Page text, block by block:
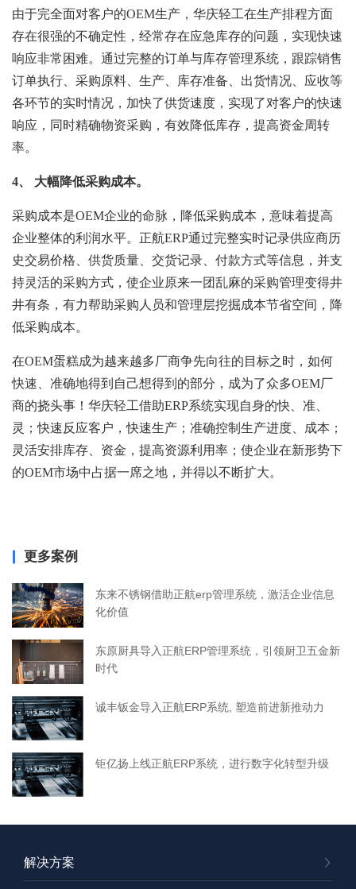
由于完全面对客户的OEM生产，华庆轻工在生产排程方面
存在很强的不确定性，经常存在应急库存的问题，实现快速
响应非常困难。通过完整的订单与库存管理系统，跟踪销售
订单执行、采购原料、生产、库存准备、出货情况、应收等
各环节的实时情况，加快了供货速度，实现了对客户的快速
响应，同时精确物资采购，有效降低库存，提高资金周转
率。
4、 大幅降低采购成本。
采购成本是OEM企业的命脉，降低采购成本，意味着提高
企业整体的利润水平。正航ERP通过完整实时记录供应商历
史交易价格、供货质量、交货记录、付款方式等信息，并支
持灵活的采购方式，使企业原来一团乱麻的采购管理变得井
井有条，有力帮助采购人员和管理层挖掘成本节省空间，降
低采购成本。
在OEM蛋糕成为越来越多厂商争先向往的目标之时，如何
快速、准确地得到自己想得到的部分，成为了众多OEM厂
商的挠头事！华庆轻工借助ERP系统实现自身的快、准、
灵；快速反应客户，快速生产；准确控制生产进度、成本；
灵活安排库存、资金，提高资源利用率；使企业在新形势下
的OEM市场中占据一席之地，并得以不断扩大。
更多案例
东来不锈钢借助正航erp管理系统，激活企业信息
化价值
东原厨具导入正航ERP管理系统，引领厨卫五金新
时代
诚丰钣金导入正航ERP系统, 塑造前进新推动力
钜亿扬上线正航ERP系统，进行数字化转型升级
解决方案